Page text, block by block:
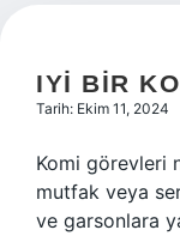
IYI BIR
Tarih: Ekim 11, 2024
Komi görevleri
mutfak veya
ve garsonlara